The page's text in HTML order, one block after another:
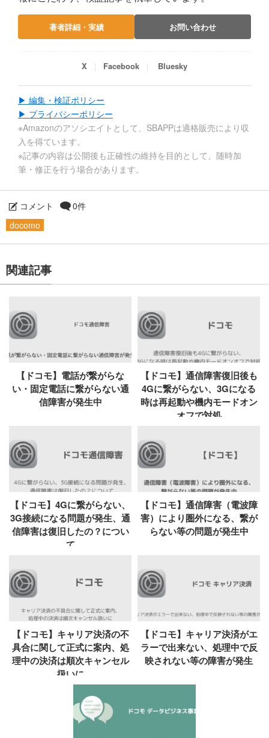
著者詳細・実績 お問い合わせ
X Facebook Bluesky
▶ 編集・検証ポリシー
▶ プライバシーポリシー
※Amazonのアソシエイトとして、SBAPPは適格販売により収
入を得ています。
※記事の内容は公開後も正確性の維持を目的として、随時加
筆・修正を行う場合があります。
コメント
0件
docomo
関連記事
【ドコモ】電話が繋がらな
い・固定電話に繋がらない通
信障害が発生中
【ドコモ】通信障害復旧後も
4Gに繋がらない、3Gになる
時は再起動や機内モードオン
オフで対処
【ドコモ】4Gに繋がらない、
3G接続になる問題が発生、通
信障害は復旧したの？につい
て
【ドコモ】通信障害（電波障
害）により圏外になる、繋が
らない等の問題が発生中
【ドコモ】キャリア決済の不
具合に関して正式に案内、処
理中の決済は順次キャンセル
扱いに
【ドコモ】キャリア決済がエ
ラーで出来ない、処理中で反
映されない等の障害が発生